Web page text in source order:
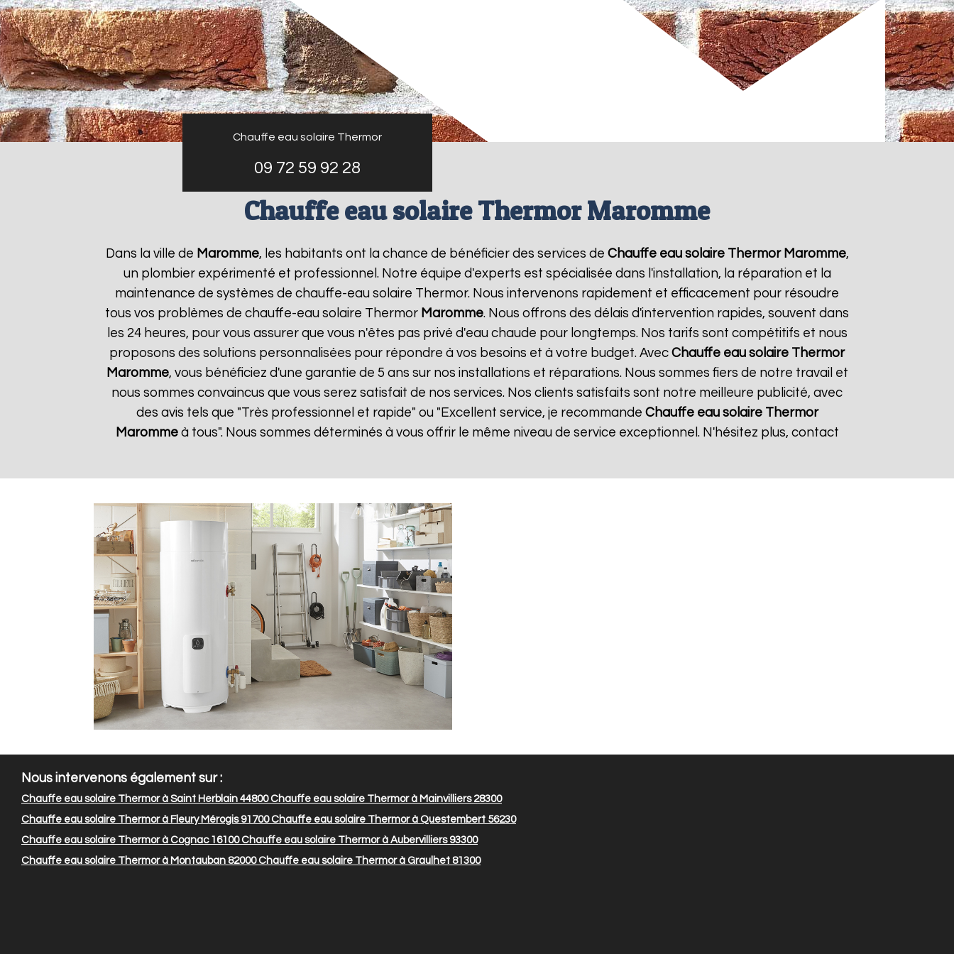
Chauffe eau solaire Thermor
09 72 59 92 28
Chauffe eau solaire Thermor Maromme
Dans la ville de Maromme, les habitants ont la chance de bénéficier des services de Chauffe eau solaire Thermor Maromme,
un plombier expérimenté et professionnel. Notre équipe d'experts est spécialisée dans l'installation, la réparation et la
maintenance de systèmes de chauffe-eau solaire Thermor. Nous intervenons rapidement et efficacement pour résoudre
tous vos problèmes de chauffe-eau solaire Thermor Maromme. Nous offrons des délais d'intervention rapides, souvent dans
les 24 heures, pour vous assurer que vous n'êtes pas privé d'eau chaude pour longtemps. Nos tarifs sont compétitifs et nous
proposons des solutions personnalisées pour répondre à vos besoins et à votre budget. Avec Chauffe eau solaire Thermor
Maromme, vous bénéficiez d'une garantie de 5 ans sur nos installations et réparations. Nous sommes fiers de notre travail et
nous sommes convaincus que vous serez satisfait de nos services. Nos clients satisfaits sont notre meilleure publicité, avec
des avis tels que "Très professionnel et rapide" ou "Excellent service, je recommande Chauffe eau solaire Thermor
Marommeà tous". Nous sommes déterminés à vous offrir le même niveau de service exceptionnel. N'hésitez plus, contact
Nous intervenons également sur :
Chauffe eau solaire Thermor à Saint Herblain 44800Chauffe eau solaire Thermor à Mainvilliers 28300
Chauffe eau solaire Thermor à Fleury Mérogis 91700Chauffe eau solaire Thermor à Questembert 56230
Chauffe eau solaire Thermor à Cognac 16100Chauffe eau solaire Thermor à Aubervilliers 93300
Chauffe eau solaire Thermor à Montauban 82000Chauffe eau solaire Thermor à Graulhet 81300